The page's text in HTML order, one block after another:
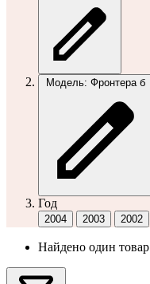
Модель: Фронтера б
Год
2004 2003 2002
Найдено один товар